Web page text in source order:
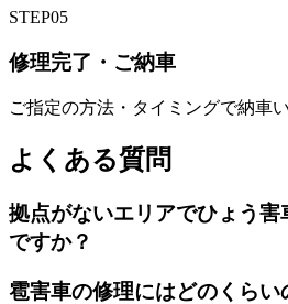
STEP05
修理完了・ご納車
ご指定の方法・タイミングで納車
よくある質問
拠点がないエリアでひょう
ですか？
雹害車の修理にはどのくら